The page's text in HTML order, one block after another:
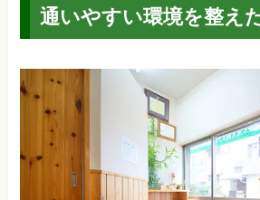
通いやすい環境を整え